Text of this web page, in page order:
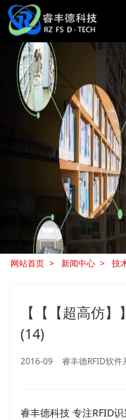
网站首页 新闻中心 技
【【【超高仿
(14)
2016-09 睿丰德RFID软件
睿丰德科技 专注RFID